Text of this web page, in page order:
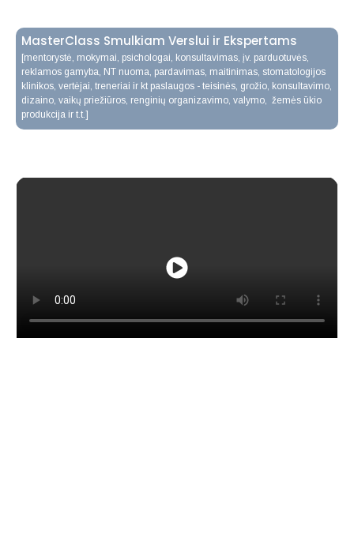
MasterClass Smulkiam Verslui ir Ekspertams
[mentorystė, mokymai, psichologai, konsultavimas, įv. parduotuvės,
reklamos gamyba, NT nuoma, pardavimas, maitinimas, stomatologijos
klinikos, vertėjai, treneriai ir kt paslaugos - teisinės, grožio, konsultavimo,
dizaino, vaikų priežiūros, renginių organizavimo, valymo, žemės ūkio
produkcija ir t.t.]